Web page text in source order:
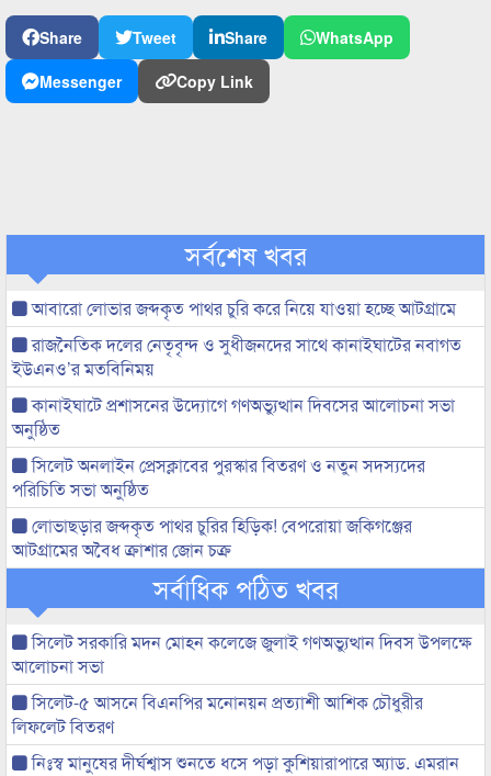
Share Tweet Share
WhatsApp
Messenger
Copy Link
সর্বশেষ খবর
আবারো লোভার জব্দকৃত পাথর চুরি করে নিয়ে যাওয়া হচ্ছে আটগ্রামে
রাজনৈতিক দলের নেতৃবৃন্দ ও সুধীজনদের সাথে কানাইঘাটের নবাগত
ইউএনও’র মতবিনিময়
কানাইঘাটে প্রশাসনের উদ্যোগে গণঅভ্যুত্থান দিবসের আলোচনা সভা
অনুষ্ঠিত
সিলেট অনলাইন প্রেসক্লাবের পুরস্কার বিতরণ ও নতুন সদস্যদের
পরিচিতি সভা অনুষ্ঠিত
লোভাছড়ার জব্দকৃত পাথর চুরির হিড়িক! বেপরোয়া জকিগঞ্জের
আটগ্রামের অবৈধ ক্রাশার জোন চক্র
সর্বাধিক পঠিত খবর
সিলেট সরকারি মদন মোহন কলেজে জুলাই গণঅভ্যুত্থান দিবস উপলক্ষে
আলোচনা সভা
সিলেট-৫ আসনে বিএনপির মনোনয়ন প্রত্যাশী আশিক চৌধুরীর
লিফলেট বিতরণ
নিঃস্ব মানুষের দীর্ঘশ্বাস শুনতে ধসে পড়া কুশিয়ারাপারে অ্যাড. এমরান